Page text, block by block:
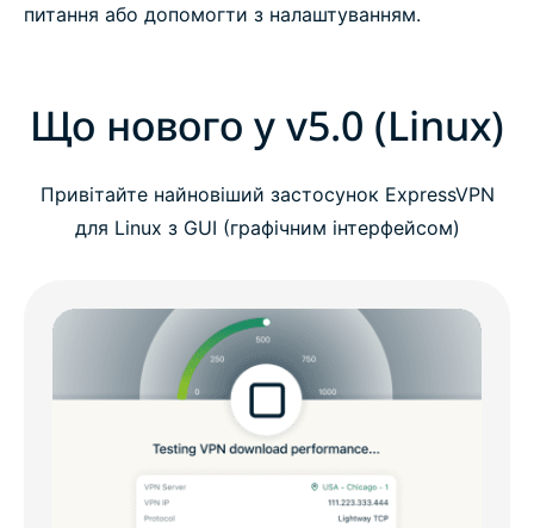
питання або допомогти з налаштуванням.
Що нового у v5.0 (Linux)
Привітайте найновіший застосунок ExpressVPN
для Linux з GUI (графічним інтерфейсом)